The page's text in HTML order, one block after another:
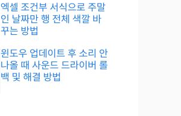
엑셀 조건부 서식으로 주말
인 날짜만 행 전체 색깔 바
꾸는 방법
윈도우 업데이트 후 소리 안
나올 때 사운드 드라이버 롤
백 및 해결 방법